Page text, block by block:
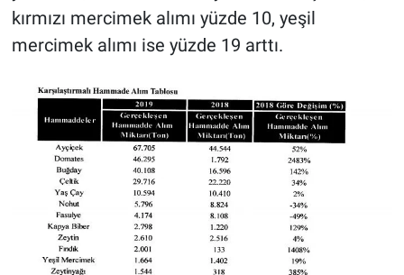
kırmızı mercimek alımı yüzde 10, yeşil
mercimek alımı ise yüzde 19 arttı.